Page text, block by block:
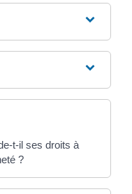
t-il ses droits à
?